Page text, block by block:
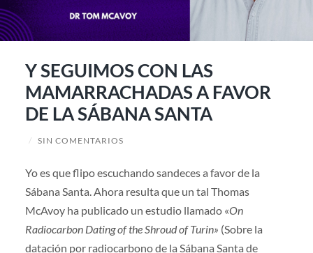
Y SEGUIMOS CON LAS
MAMARRACHADAS A FAVOR
DE LA SÁBANA SANTA
/ SIN COMENTARIOS
Yo es que flipo escuchando sandeces a favor de la
Sábana Santa. Ahora resulta que un tal Thomas
McAvoy ha publicado un estudio llamado «On
Radiocarbon Dating of the Shroud of Turin» (Sobre la
datación por radiocarbono de la Sábana Santa de